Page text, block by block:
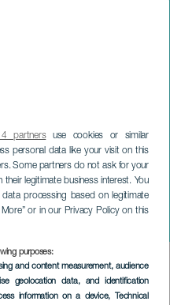
partnersuse cookies or similar
personal data like your visit on this
Some partners do not ask for your
legitimate business interest. You
processing based on legitimate
or in our Privacy Policy on this
purposes:
and content measurement, audience
geolocation data, and identification
information on a device, Technical